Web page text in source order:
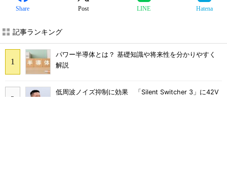
Share Post LINE Hatena
記事ランキング
パワー半導体とは？ 基礎知識や将来性を分かりやすく
解説
低周波ノイズ抑制に効果 「Silent Switcher 3」に42V